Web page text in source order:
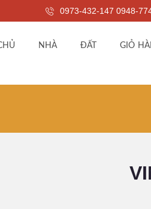
0973-432-147 0948-
NHÀ ĐẤT GIỎ